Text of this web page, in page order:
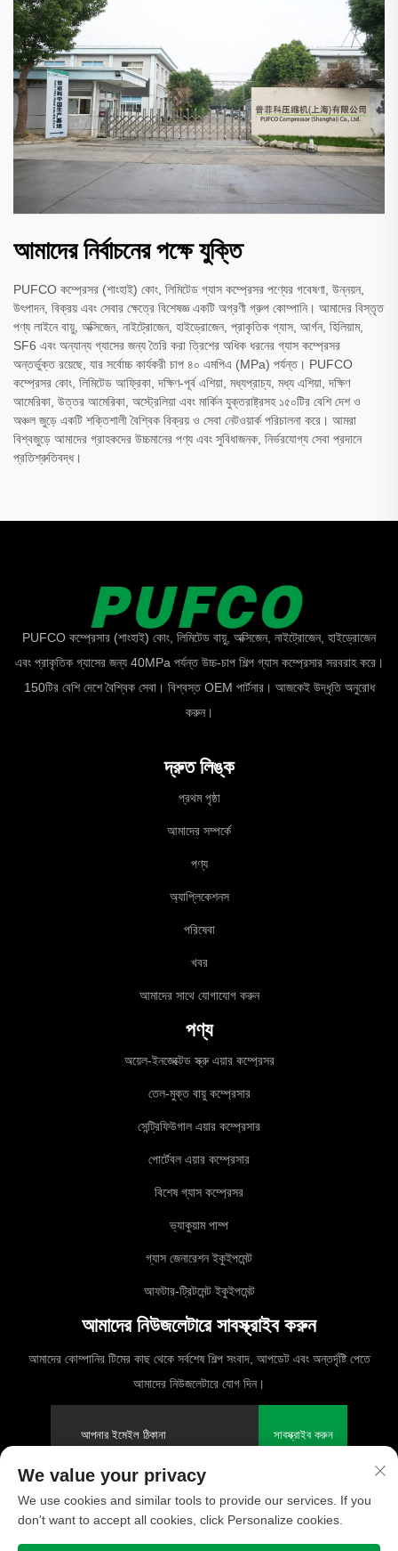
আমাদের নির্বাচনের পক্ষে যুক্তি
PUFCO কম্প্রেসর (শাংহাই) কোং, লিমিটেড গ্যাস কম্প্রেসর পণ্যের গবেষণা, উন্নয়ন,
উৎপাদন, বিক্রয় এবং সেবার ক্ষেত্রে বিশেষজ্ঞ একটি অগ্রণী গ্রুপ কোম্পানি। আমাদের বিস্তৃত
পণ্য লাইনে বায়ু, অক্সিজেন, নাইট্রোজেন, হাইড্রোজেন, প্রাকৃতিক গ্যাস, আর্গন, হিলিয়াম,
SF6 এবং অন্যান্য গ্যাসের জন্য তৈরি করা ত্রিশের অধিক ধরনের গ্যাস কম্প্রেসর
অন্তর্ভুক্ত রয়েছে, যার সর্বোচ্চ কার্যকরী চাপ ৪০ এমপিএ (MPa) পর্যন্ত। PUFCO
কম্প্রেসর কোং, লিমিটেড আফ্রিকা, দক্ষিণ-পূর্ব এশিয়া, মধ্যপ্রাচ্য, মধ্য এশিয়া, দক্ষিণ
আমেরিকা, উত্তর আমেরিকা, অস্ট্রেলিয়া এবং মার্কিন যুক্তরাষ্ট্রসহ ১৫০টির বেশি দেশ ও
অঞ্চল জুড়ে একটি শক্তিশালী বৈশ্বিক বিক্রয় ও সেবা নেটওয়ার্ক পরিচালনা করে। আমরা
বিশ্বজুড়ে আমাদের গ্রাহকদের উচ্চমানের পণ্য এবং সুবিধাজনক, নির্ভরযোগ্য সেবা প্রদানে
প্রতিশ্রুতিবদ্ধ।
PUFCO কম্প্রেসার (শাংহাই) কোং, লিমিটেড বায়ু, অক্সিজেন, নাইট্রোজেন, হাইড্রোজেন
এবং প্রাকৃতিক গ্যাসের জন্য 40MPa পর্যন্ত উচ্চ-চাপ শিল্প গ্যাস কম্প্রেসার সরবরাহ করে।
150টির বেশি দেশে বৈশ্বিক সেবা। বিশ্বস্ত OEM পার্টনার। আজকেই উদ্ধৃতি অনুরোধ
করুন।
দ্রুত লিঙ্ক
প্রথম পৃষ্ঠা
আমাদের সম্পর্কে
পণ্য
অ্যাপ্লিকেশনস
পরিষেবা
খবর
আমাদের সাথে যোগাযোগ করুন
পণ্য
অয়েল-ইনজেক্টেড স্ক্রু এয়ার কম্প্রেসর
তেল-মুক্ত বায়ু কম্প্রেসার
সেন্ট্রিফিউগাল এয়ার কম্প্রেসার
পোর্টেবল এয়ার কম্প্রেসার
বিশেষ গ্যাস কম্প্রেসর
ভ্যাকুয়াম পাম্প
গ্যাস জেনারেশন ইকুইপমেন্ট
আফটার-ট্রিটমেন্ট ইকুইপমেন্ট
আমাদের নিউজলেটারে সাবস্ক্রাইব করুন
আমাদের কোম্পানির টিমের কাছ থেকে সর্বশেষ শিল্প সংবাদ, আপডেট এবং অন্তর্দৃষ্টি পেতে
আমাদের নিউজলেটারে যোগ দিন।
সাবস্ক্রাইব করুন
কপিরাইট © 2025 PUFCO কম্প্রেসার (শাংহাই) কোং, লিমিটেড। সমস্ত অধিকার সংরক্ষিত
We value your privacy
We use cookies and similar tools to provide our services. If you
don't want to accept all cookies, click Personalize cookies.